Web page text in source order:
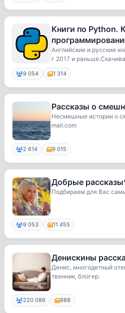
Книги по Python.
Английские и русские
г 2017 и
9 054 1 314
Рассказы о
Несмешные истории о
mail.com
2 614 9 015
Добрые
Подбираем для Вас
9 053 11 455
Денискины
Денис, многодетный
твенник, блогер.
220 086 988